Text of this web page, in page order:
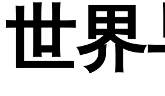
世界